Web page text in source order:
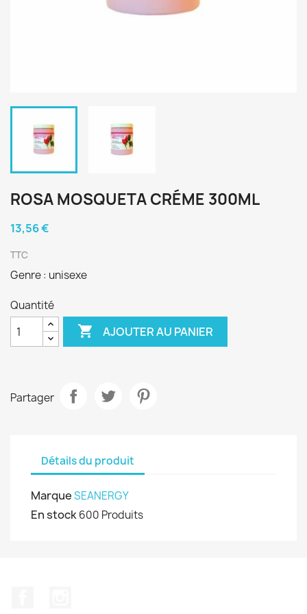
ROSA MOSQUETA CRÉME 300ML
13,56 €
TTC
Genre : unisexe
Quantité
 AJOUTER AU PANIER
Partager
Détails du produit
MarqueSEANERGY
En stock600 Produits